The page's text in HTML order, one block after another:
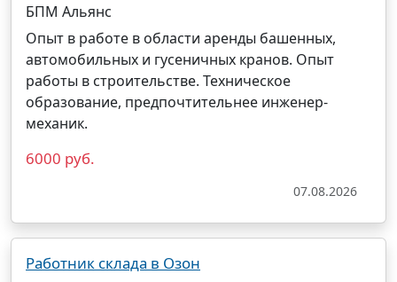
БПМ Альянс
Опыт в работе в области аренды башенных,
автомобильных и гусеничных кранов. Опыт
работы в строительстве. Техническое
образование, предпочтительнее инженер-
механик.
6000 руб.
07.08.2026
Работник склада в Озон